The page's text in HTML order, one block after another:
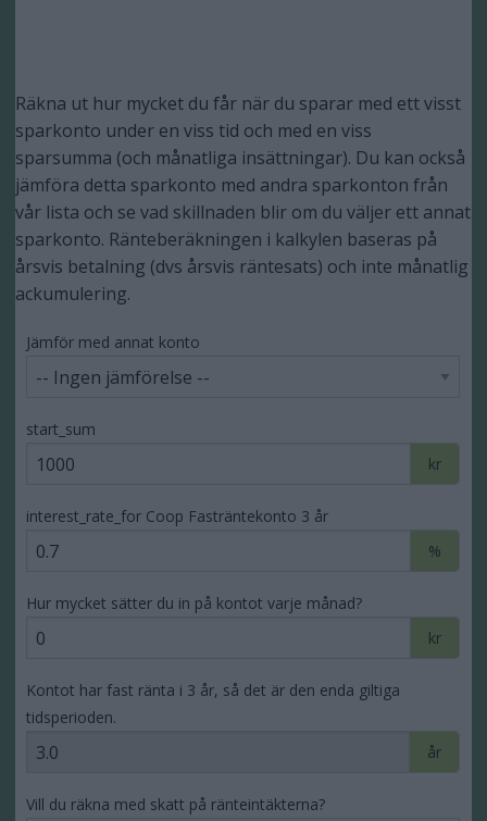
Räkna ut hur mycket du får när du sparar med ett visst
sparkonto under en viss tid och med en viss
sparsumma (och månatliga insättningar). Du kan också
jämföra detta sparkonto med andra sparkonton från
vår lista och se vad skillnaden blir om du väljer ett annat
sparkonto. Ränteberäkningen i kalkylen baseras på
årsvis betalning (dvs årsvis räntesats) och inte månatlig
ackumulering.
Jämför med annat konto
start_sum
kr
interest_rate_for Coop Fasträntekonto 3 år
%
Hur mycket sätter du in på kontot varje månad?
kr
Kontot har fast ränta i 3 år, så det är den enda giltiga
tidsperioden.
år
Vill du räkna med skatt på ränteintäkterna?